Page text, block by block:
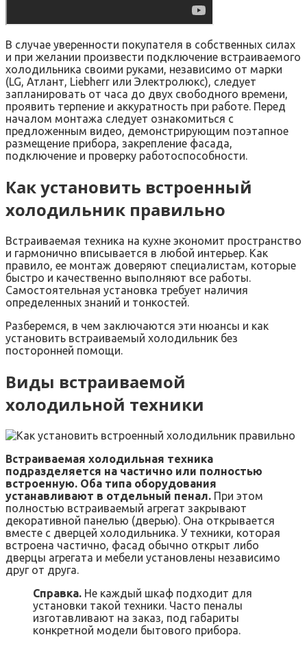
В случае уверенности покупателя в собственных силах
и при желании произвести подключение встраиваемого
холодильника своими руками, независимо от марки
(LG, Атлант, Liebherr или Электролюкс), следует
запланировать от часа до двух свободного времени,
проявить терпение и аккуратность при работе. Перед
началом монтажа следует ознакомиться с
предложенным видео, демонстрирующим поэтапное
размещение прибора, закрепление фасада,
подключение и проверку работоспособности.
Как установить встроенный
холодильник правильно
Встраиваемая техника на кухне экономит пространство
и гармонично вписывается в любой интерьер. Как
правило, ее монтаж доверяют специалистам, которые
быстро и качественно выполняют все работы.
Самостоятельная установка требует наличия
определенных знаний и тонкостей.
Разберемся, в чем заключаются эти нюансы и как
установить встраиваемый холодильник без
посторонней помощи.
Виды встраиваемой
холодильной техники
Встраиваемая холодильная техника
подразделяется на частично или полностью
встроенную. Оба типа оборудования
устанавливают в отдельный пенал. При этом
полностью встраиваемый агрегат закрывают
декоративной панелью (дверью). Она открывается
вместе с дверцей холодильника. У техники, которая
встроена частично, фасад обычно открыт либо
дверцы агрегата и мебели установлены независимо
друг от друга.
Справка. Не каждый шкаф подходит для
установки такой техники. Часто пеналы
изготавливают на заказ, под габариты
конкретной модели бытового прибора.